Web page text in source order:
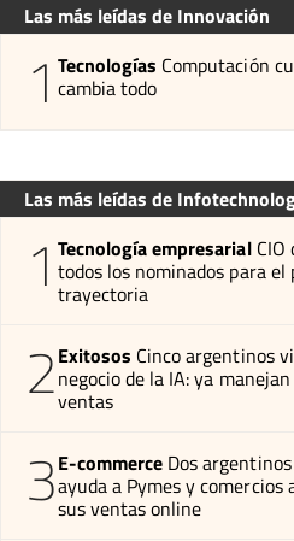
Las más leídas de Innovación
1 Tecnologías Computación
cambia todo
Las más leídas de
1 Tecnología empresarial
todos los nominados para
trayectoria
2Exitosos Cinco argentinos
negocio de la IA: ya
ventas
3E-commerce Dos
ayuda a Pymes y
sus ventas online